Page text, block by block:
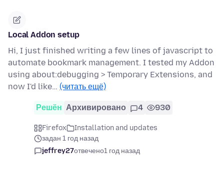
Local Addon setup
Hi, I just finished writing a few lines of javascript to
automate bookmark management. I tested my Addon
using about:debugging > Temporary Extensions, and
now I'd like… (читать ещё)
Решён Архивировано 4 930
Firefox
Installation and updates
задан 1 год назад
jeffrey27отвечено1 год назад